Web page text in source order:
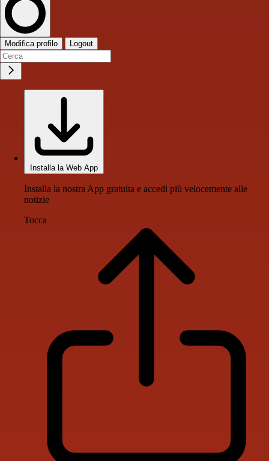
Modifica profilo Logout
Installa la Web App
Installa la nostra App gratuita e accedi più velocemente alle
notizie
Tocca